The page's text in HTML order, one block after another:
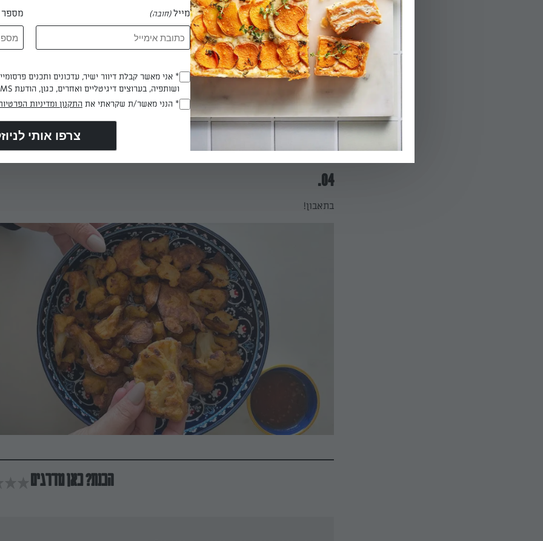
04.
בתאבון!
הכנת? כאן מדרגים
מייל(חובה) מספר
(חובה)
* אני מאשר קבלת דיוור ישיר, עדכונים ותכנים
ושותפיה, בערוצים דיגיטליים ואחרים, כגון, הודעת SMS וואטסאפ, מייל
(חובה)
* הנני מאשר/ת שקראתי את התקנון ומדיניות